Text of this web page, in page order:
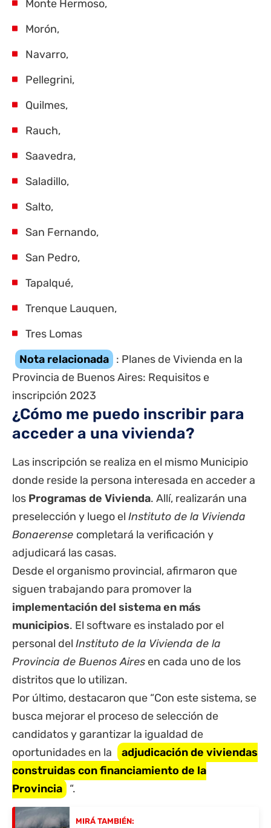
Monte Hermoso,
Morón,
Navarro,
Pellegrini,
Quilmes,
Rauch,
Saavedra,
Saladillo,
Salto,
San Fernando,
San Pedro,
Tapalqué,
Trenque Lauquen,
Tres Lomas
Nota relacionada : Planes de Vivienda en la
Provincia de Buenos Aires: Requisitos e
inscripción 2023
¿Cómo me puedo inscribir para
acceder a una vivienda?
Las inscripción se realiza en el mismo Municipio
donde reside la persona interesada en acceder a
los Programas de Vivienda. Allí, realizarán una
preselección y luego el Instituto de la Vivienda
Bonaerense completará la verificación y
adjudicará las casas.
Desde el organismo provincial, afirmaron que
siguen trabajando para promover la
implementación del sistema en más
municipios. El software es instalado por el
personal del Instituto de la Vivienda de la
Provincia de Buenos Aires en cada uno de los
distritos que lo utilizan.
Por último, destacaron que “Con este sistema, se
busca mejorar el proceso de selección de
candidatos y garantizar la igualdad de
oportunidades en la
adjudicación de viviendas
construidas con financiamiento de la
Provincia “.
MIRÁ TAMBIÉN: